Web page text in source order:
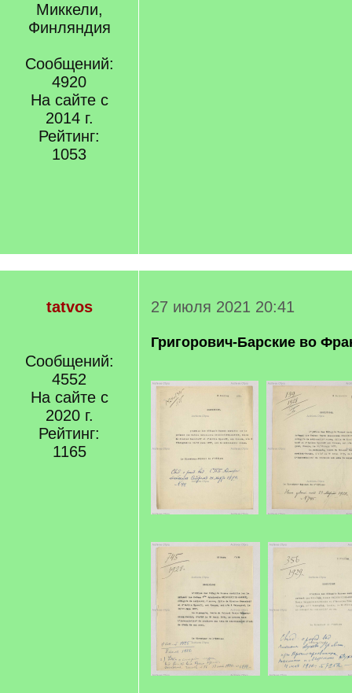
Миккели,
Финляндия
Сообщений:
4920
На сайте с
2014 г.
Рейтинг:
1053
tatvos
Сообщений:
4552
На сайте с
2020 г.
Рейтинг:
1165
27 июля 2021 20:41
Григорович-Барские во